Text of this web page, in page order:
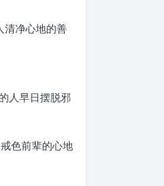
清净心地的善
人早日摆脱邪
色前辈的心地